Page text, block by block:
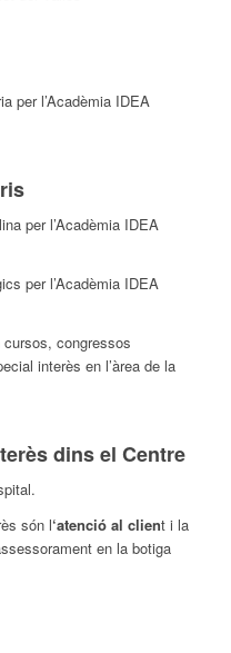
per l’Acadèmia IDEA
per l’Acadèmia IDEA
per l’Acadèmia IDEA
congressos
interès en l’àrea de la
dins el Centre
són l‘atenció al client i la
en la botiga